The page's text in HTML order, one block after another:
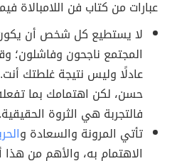
عبارات من كتاب فن اللامبالاة
لا يستطيع كل شخص أن
المجتمع ناجحون
عادلًا وليس نتيجة غلطتك
حسن، لكن اهتمامك بما
فالتجربة هي الثروة الحقيقية.
تأتي المرونة والسعادة و
الاهتمام به، والأهم من